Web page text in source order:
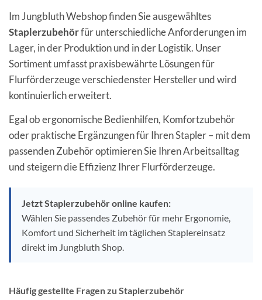
Im Jungbluth Webshop finden Sie ausgewähltes
Staplerzubehörfür unterschiedliche Anforderungen im
Lager, in der Produktion und in der Logistik. Unser
Sortiment umfasst praxisbewährte Lösungen für
Flurförderzeuge verschiedenster Hersteller und wird
kontinuierlich erweitert.
Egal ob ergonomische Bedienhilfen, Komfortzubehör
oder praktische Ergänzungen für Ihren Stapler – mit dem
passenden Zubehör optimieren Sie Ihren Arbeitsalltag
und steigern die Effizienz Ihrer Flurförderzeuge.
Jetzt Staplerzubehör online kaufen:
Wählen Sie passendes Zubehör für mehr Ergonomie,
Komfort und Sicherheit im täglichen Staplereinsatz
direkt im Jungbluth Shop.
Häufig gestellte Fragen zu Staplerzubehör